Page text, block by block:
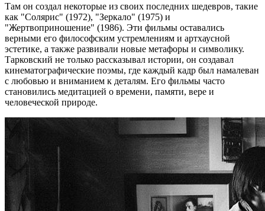
Там он создал некоторые из своих последних шедевров, такие
как "Солярис" (1972), "Зеркало" (1975) и
"Жертвоприношение" (1986). Эти фильмы оставались
верными его философским устремлениям и артхаусной
эстетике, а также развивали новые метафоры и символику.
Тарковский не только рассказывал истории, он создавал
кинематографические поэмы, где каждый кадр был намалеван
с любовью и вниманием к деталям. Его фильмы часто
становились медитацией о времени, памяти, вере и
человеческой природе.